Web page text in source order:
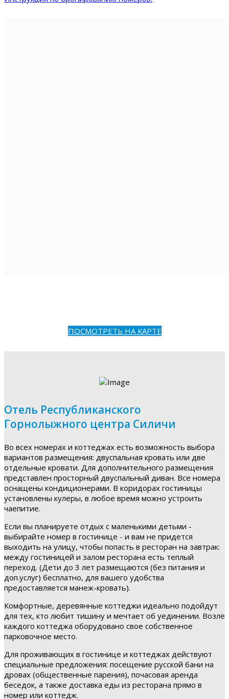
ПОСМОТРЕТЬ НА КАРТЕ
Отель Республиканского
Горнолыжного центра Силичи
Во всех номерах и коттеджах есть возможность выбора
вариантов размещения: двуспальная кровать или две
отдельные кровати. Для дополнительного размещения
представлен просторный двуспальный диван. Все номера
оснащены кондиционерами. В коридорах гостиницы
установлены кулеры, в любое время можно устроить
чаепитие.
Если вы планируете отдых с маленькими детьми -
выбирайте номер в гостинице - и вам не придется
выходить на улицу, чтобы попасть в ресторан на завтрак:
между гостиницей и залом ресторана есть теплый
переход. (Дети до 3 лет размещаются (без питания и
доп.услуг) бесплатно, для вашего удобства
предоставляется манеж-кровать).
Комфортные, деревянные коттеджи идеально подойдут
для тех, кто любит тишину и мечтает об уединении. Возле
каждого коттеджа оборудовано свое собственное
парковочное место.
Для проживающих в гостинице и коттеджах действуют
специальные предложения: посещение русской бани на
дровах (общественные парения), почасовая аренда
беседок, а также доставка еды из ресторана прямо в
номер или коттедж.